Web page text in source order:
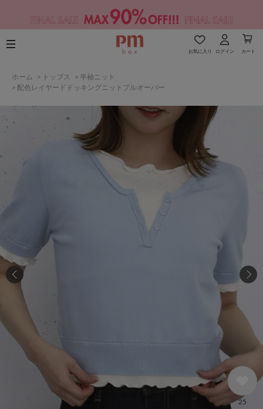
お気に入り ログイン カート
ホーム > トップス > 半袖ニット
> 配色レイヤードドッキングニットプルオーバー
25